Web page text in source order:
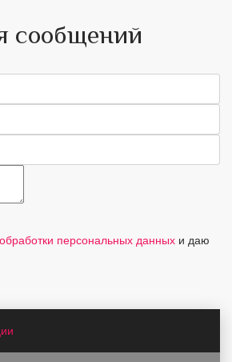
сообщений
персональных данных и даю